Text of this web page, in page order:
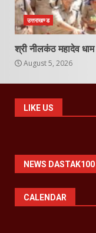
उत्तराखण्ड
श्री नीलकंठ महादेव
August 5, 2026
LIKE US
NEWS DASTAK100
CALENDAR